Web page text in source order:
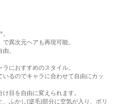
異次元ヘアも再現可能。
。
におすすめのスタイル。
るのでキャラに合わせて自由にカッ
目を自由に変えられます。
ふかし(逆毛)部分に空気が入り、ボリ